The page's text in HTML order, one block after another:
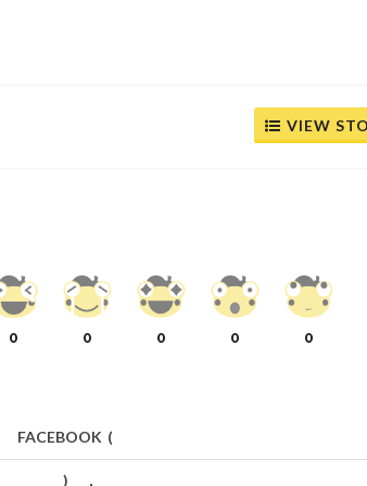
VIEW
0 0 0 0 0
FACEBOOK (
)